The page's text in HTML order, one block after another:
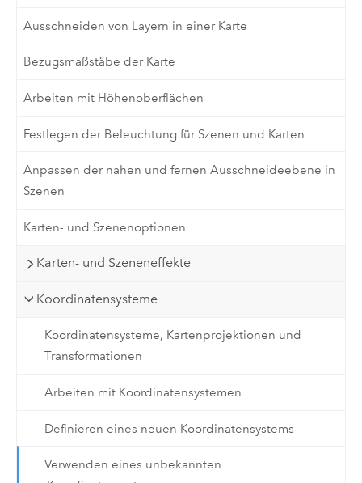
Ausschneiden von Layern in einer Karte
Bezugsmaßstäbe der Karte
Arbeiten mit Höhenoberflächen
Festlegen der Beleuchtung für Szenen und Karten
Anpassen der nahen und fernen Ausschneideebene in
Szenen
Karten- und Szenenoptionen
Karten- und Szeneneffekte
Koordinatensysteme
Koordinatensysteme, Kartenprojektionen und
Transformationen
Arbeiten mit Koordinatensystemen
Definieren eines neuen Koordinatensystems
Verwenden eines unbekannten